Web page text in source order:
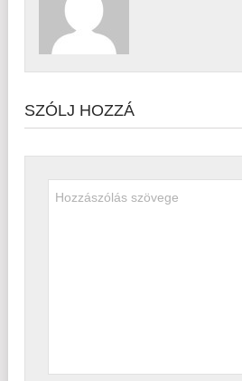
SZÓLJ HOZZÁ